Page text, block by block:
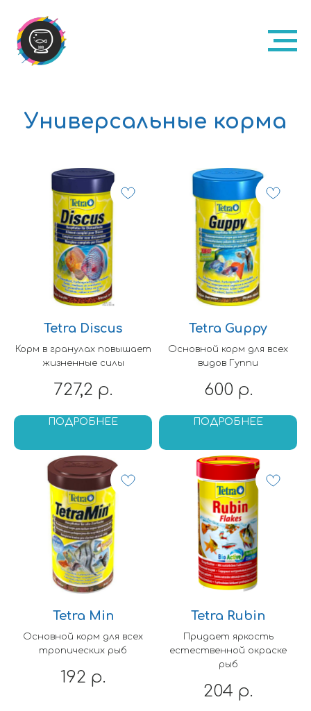
Универсальные корма
Tetra Discus
Корм в гранулах повышает
жизненные силы
727,2 р.
ПОДРОБНЕЕ
Tetra Guppy
Основной корм для всех
видов Гуппи
600 р.
ПОДРОБНЕЕ
Tetra Min
Основной корм для всех
тропических рыб
192 р.
Tetra Rubin
Придает яркость
естественной окраске
рыб
204 р.